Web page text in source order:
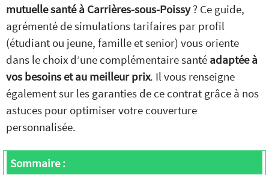
mutuelle santé à Carrières-sous-Poissy? Ce guide,
agrémenté de simulations tarifaires par profil
(étudiant ou jeune, famille et senior) vous oriente
dans le choix d’une complémentaire santé adaptée à
vos besoins et au meilleur prix. Il vous renseigne
également sur les garanties de ce contrat grâce à nos
astuces pour optimiser votre couverture
personnalisée.
Sommaire :